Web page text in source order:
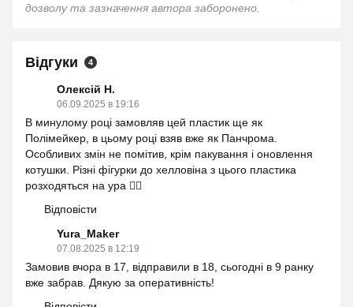
дозволу та зазначення автора заборонено.
Відгуки 4
Олексій Н.
06.09.2025 в 19:16
В минулому році замовляв цей пластик ще як
Полімейкер, в цьому році взяв вже як Панчрома.
Особливих змін не помітив, крім пакування і оновлення
котушки. Різні фігурки до хелловіна з цього пластика
розходяться на ура 👍🏻
Відповісти
Yura_Maker
07.08.2025 в 12:19
Замовив вчора в 17, відправили в 18, сьогодні в 9 ранку
вже забрав. Дякую за оперативність!